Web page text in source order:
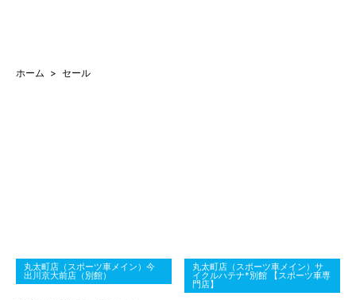
ホーム セール
丸太町店（スポーツ車メイン）今
出川京大前店（別館）
丸太町店（スポーツ車メイン）サ
イクルハテナ*別館 【スポーツ車専
門店】